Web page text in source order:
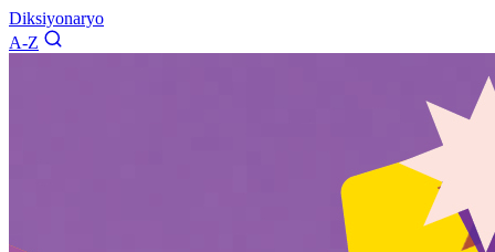
Diksiyonaryo
A-Z